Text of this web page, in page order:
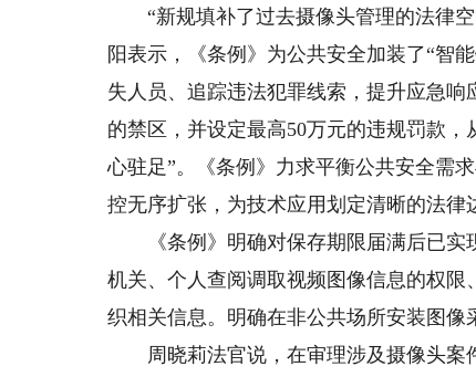
“新规填补了过去摄像头管理的法律空
阳表示，《条例》为公共安全加装了“智
失人员、追踪违法犯罪线索，提升应急
的禁区，并设定最高50万元的违规罚款
心驻足”。《条例》力求平衡公共安全需
控无序扩张，为技术应用划定清晰的法律
《条例》明确对保存期限届满后已实
机关、个人查阅调取视频图像信息的权
织相关信息。明确在非公共场所安装图像
周晓莉法官说，在审理涉及摄像头案